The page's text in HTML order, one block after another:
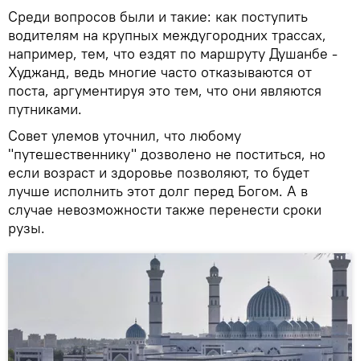
Среди вопросов были и такие: как поступить
водителям на крупных междугородних трассах,
например, тем, что ездят по маршруту Душанбе -
Худжанд, ведь многие часто отказываются от
поста, аргументируя это тем, что они являются
путниками.
Совет улемов уточнил, что любому
"путешественнику" дозволено не поститься, но
если возраст и здоровье позволяют, то будет
лучше исполнить этот долг перед Богом. А в
случае невозможности также перенести сроки
рузы.